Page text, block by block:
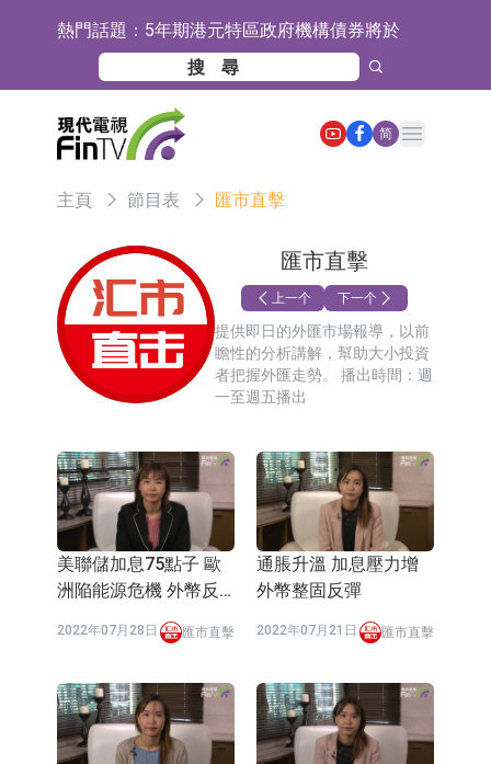
熱門話題： 5年期港元特區政府機構債券將於
2026年8月12日透過重開進行投標
1年期港元隔夜平均指數掛鉤債券將
於2026年8月12日進行投標
香港證監會就中國糖果前高管的失當
行為取得13年取消資格令
【異動股】港股跌幅榜前十，融信中
國(03301.HK)跌38.98%，德信服務集
團(02215.HK)跌35.71%
【異動股】港股漲幅榜前十，生物係
統工程股權(02902.HK)漲+218.75%，
敏捷控股(00186.HK)漲+82.50%
地緯智能：暫未開展對外的語料商業
化服務
嘉立創：公司主要提供EDA/CAM、
PCB、電子元器件等電子及機械產業
鏈一站式研發智造服務
工信部：鼓勵民爆企業依法依規實施
重組整合
工信部：到2030年形成3-5家具有較
產的本土化產品完成客戶交付
魯陽節能：公司汽車襯墊 CCMAX、
E2K、HBD系列產品已實現量產銷售
日韓股市收盤雙雙下挫
北京君正：預計後續仍將主要採用季
度調價的模式
【異動股】汽車整車板塊下挫，北汽
藍谷(600733.CN)跌6.38%
【異動股】港股漲幅榜前十，生物係
統工程股權(02902.HK)漲+231.25%，
中國智能健康(00348.HK)漲+133.33%
【異動股】鎢板塊拉升，中鎢高新
(000657.CN)漲7.24%
【異動股】昨日打二板以上表現板塊
简
Open main menu
主頁 節目表 匯市直擊
匯市直擊
上一个 下一个
提供即日的外匯市場報導，以前
瞻性的分析講解，幫助大小投資
者把握外匯走勢。 播出時間：週
一至週五播出
美聯儲加息75點子 歐
洲陥能源危機 外幣反
2022年07月28日 匯市直擊
通脹升溫 加息壓力增
外幣整固反彈
2022年07月21日 匯市直擊